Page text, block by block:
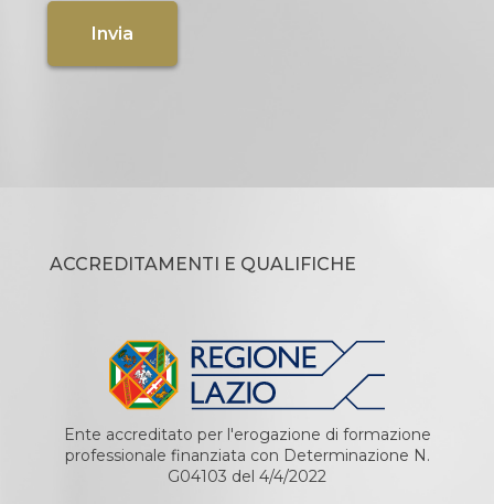
ACCREDITAMENTI E QUALIFICHE
Ente accreditato per l'erogazione di formazione
professionale finanziata con Determinazione N.
G04103 del 4/4/2022